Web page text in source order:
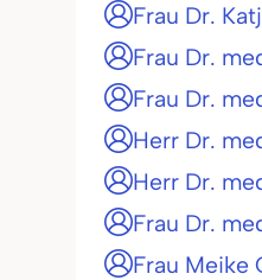
Frau Dr.
Frau Dr.
Frau Dr.
Herr Dr.
Herr Dr.
Frau Dr.
Frau Meike